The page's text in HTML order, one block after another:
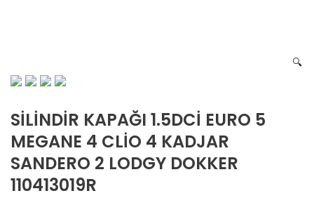
🔍
SİLİNDİR KAPAĞI 1.5DCİ EURO 5
MEGANE 4 CLİO 4 KADJAR
SANDERO 2 LODGY DOKKER
110413019R